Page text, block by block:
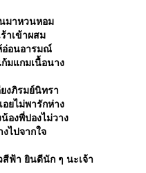
มาหวนหอม
าเข้าผสม
อนอารมณ์
มแกมเนื้อนาง
งภิรมย์นิทรา
ยไม่พารักห่าง
องพี่ปองไม่วาง
ไปจากใจ
ฟ้า ยินดีนัก ๆ นะเจ้า